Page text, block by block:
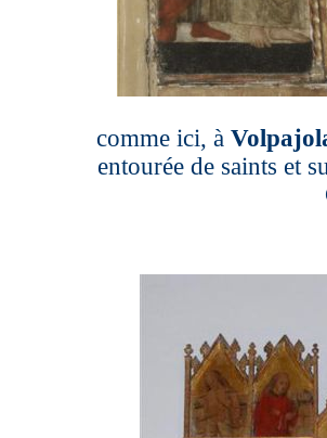
comme ici, à
entourée de saints et